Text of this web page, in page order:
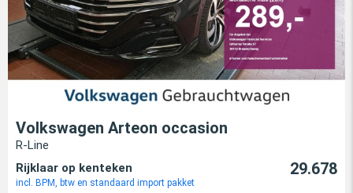
Volkswagen Arteon occasion
R-Line
Rijklaar op kenteken
incl. BPM, btw en standaard import pakket
29.678